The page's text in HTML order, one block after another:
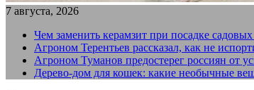
7 августа, 2026
Чем заменить керамзит при посадке
Агроном Терентьев рассказал, как не
Агроном Туманов предостерег россиян от
Дерево-дом для кошек: какие необычные